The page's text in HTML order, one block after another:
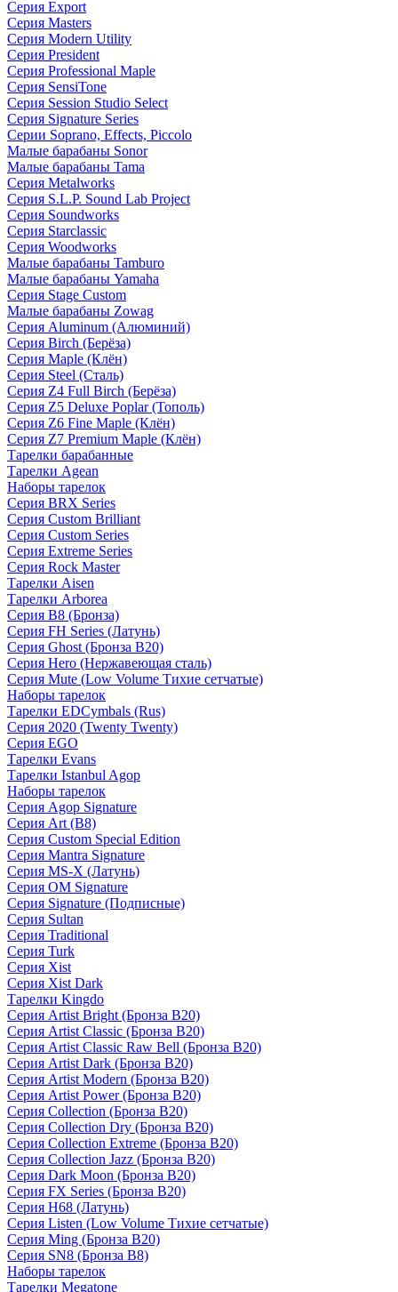
Серия Export
Серия Masters
Серия Modern Utility
Серия President
Серия Professional Maple
Серия SensiTone
Серия Session Studio Select
Серия Signature Series
Серии Soprano, Effects, Piccolo
Малые барабаны Sonor
Малые барабаны Tama
Серия Metalworks
Серия S.L.P. Sound Lab Project
Серия Soundworks
Серия Starclassic
Серия Woodworks
Малые барабаны Tamburo
Малые барабаны Yamaha
Серия Stage Custom
Малые барабаны Zowag
Серия Aluminum (Алюминий)
Серия Birch (Берёза)
Серия Maple (Клён)
Серия Steel (Сталь)
Серия Z4 Full Birch (Берёза)
Серия Z5 Deluxe Poplar (Тополь)
Серия Z6 Fine Maple (Клён)
Серия Z7 Premium Maple (Клён)
Тарелки барабанные
Тарелки Agean
Наборы тарелок
Серия BRX Series
Серия Custom Brilliant
Серия Custom Series
Серия Extreme Series
Серия Rock Master
Тарелки Aisen
Тарелки Arborea
Серия B8 (Бронза)
Серия FH Series (Латунь)
Серия Ghost (Бронза B20)
Серия Hero (Нержавеющая сталь)
Серия Mute (Low Volume Тихие сетчатые)
Наборы тарелок
Тарелки EDCymbals (Rus)
Серия 2020 (Twenty Twenty)
Серия EGO
Тарелки Evans
Тарелки Istanbul Agop
Наборы тарелок
Серия Agop Signature
Серия Art (B8)
Серия Custom Special Edition
Серия Mantra Signature
Серия MS-X (Латунь)
Серия OM Signature
Серия Signature (Подписные)
Серия Sultan
Серия Traditional
Серия Turk
Серия Xist
Серия Xist Dark
Тарелки Kingdo
Серия Artist Bright (Бронза B20)
Серия Artist Classic (Бронза B20)
Серия Artist Classic Raw Bell (Бронза B20)
Серия Artist Dark (Бронза B20)
Серия Artist Modern (Бронза B20)
Серия Artist Power (Бронза B20)
Серия Collection (Бронза B20)
Серия Collection Dry (Бронза B20)
Серия Collection Extreme (Бронза B20)
Серия Collection Jazz (Бронза B20)
Серия Dark Moon (Бронза B20)
Серия FX Series (Бронза B20)
Серия H68 (Латунь)
Серия Listen (Low Volume Тихие сетчатые)
Серия Ming (Бронза B20)
Серия SN8 (Бронза B8)
Наборы тарелок
Тарелки Megatone